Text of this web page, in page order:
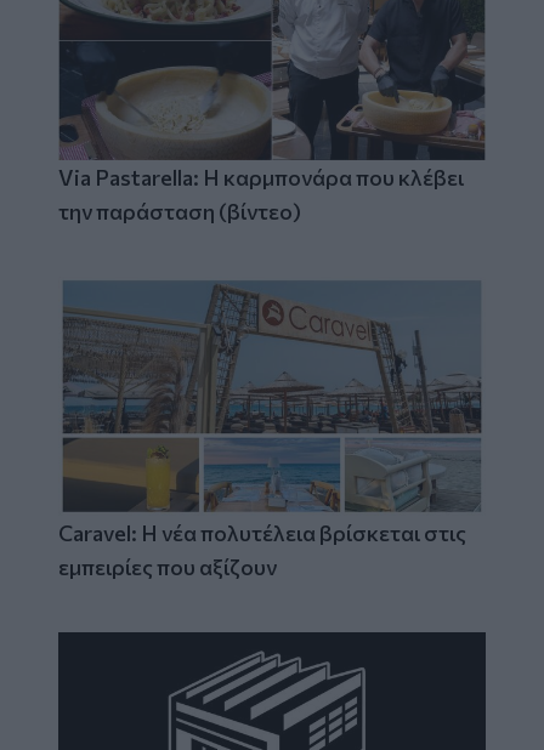
Via Pastarella: Η καρμπονάρα που κλέβει
την παράσταση (βίντεο)
Caravel: Η νέα πολυτέλεια βρίσκεται στις
εμπειρίες που αξίζουν